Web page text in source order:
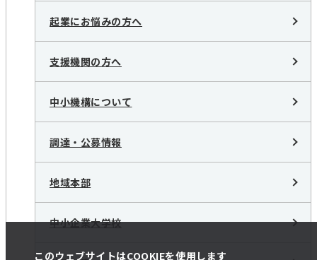
このウェブサイトはCOOKIEを使用します
起業にお悩みの方へ
支援機関の方へ
中小機構について
調達・公募情報
地域本部
中小企業大学校